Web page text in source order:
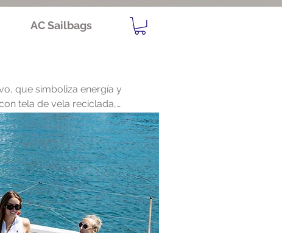
AC Sailbags
que simboliza energía y
tela de vela reciclada,
audaz y lista para el sol, la
Bravo está diseñada para
océano a donde vayan.